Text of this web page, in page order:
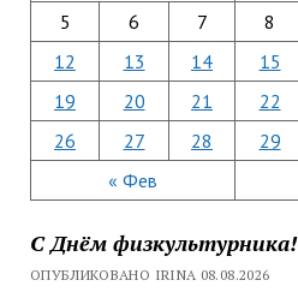
« Фев
5
6 7 8
12
13 14 15
19
20 21 22
26
27 28 29
С Днём физкультурника!
ОПУБЛИКОВАНО IRINA 08.08.2026